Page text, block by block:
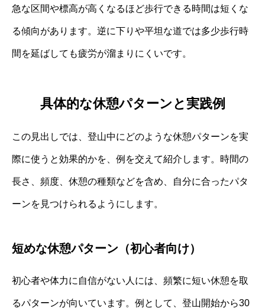
急な区間や標高が高くなるほど歩行できる時間は短くな
る傾向があります。逆に下りや平坦な道では多少歩行時
間を延ばしても疲労が溜まりにくいです。
具体的な休憩パターンと実践例
この見出しでは、登山中にどのような休憩パターンを実
際に使うと効果的かを、例を交えて紹介します。時間の
長さ、頻度、休憩の種類などを含め、自分に合ったパタ
ーンを見つけられるようにします。
短めな休憩パターン（初心者向け）
初心者や体力に自信がない人には、頻繁に短い休憩を取
るパターンが向いています。例として、登山開始から30